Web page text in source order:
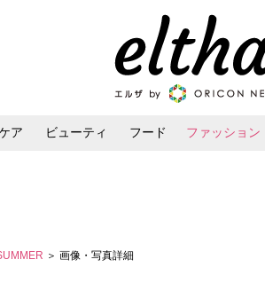
ア ビューティ フード ファッション
＞ 画像・写真詳細